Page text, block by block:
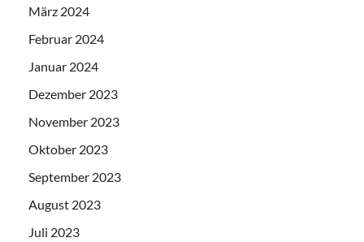
März 2024
Februar 2024
Januar 2024
Dezember 2023
November 2023
Oktober 2023
September 2023
August 2023
Juli 2023